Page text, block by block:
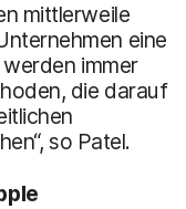
mittlerweile
eine
werden immer
die darauf
so Patel.